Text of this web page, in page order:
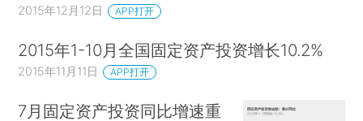
2015年12月12日 APP打开
2015年1-10月全国固定资产投资增长10.2%
2015年11月11日 APP打开
7月固定资产投资同比增速重